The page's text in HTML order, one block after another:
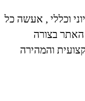
וכללי , אעשה כל
בצורה
והמהירה